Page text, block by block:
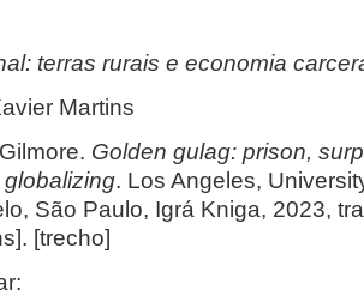
terras rurais e economia
Martins
Golden gulag: prison,
. Los Angeles,
São Paulo, Igrá Kniga, 2023,
[trecho]